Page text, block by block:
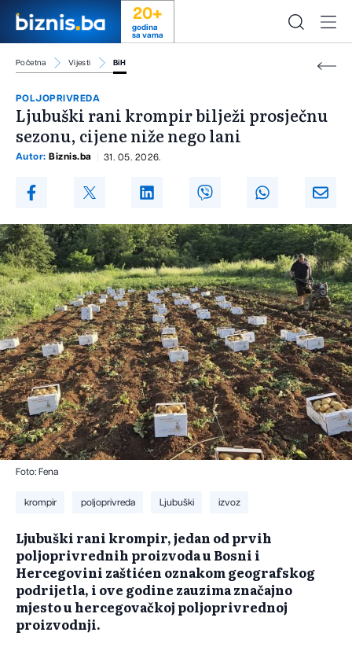
20+
godina
sa vama
Početna Vijesti BiH
POLJOPRIVREDA
Ljubuški rani krompir bilježi prosječnu
sezonu, cijene niže nego lani
Autor: Biznis.ba 31. 05. 2026.
Foto: Fena
krompir poljoprivreda Ljubuški izvoz
Ljubuški rani krompir, jedan od prvih
poljoprivrednih proizvoda u Bosni i
Hercegovini zaštićen oznakom geografskog
podrijetla, i ove godine zauzima značajno
mjesto u hercegovačkoj poljoprivrednoj
proizvodnji.